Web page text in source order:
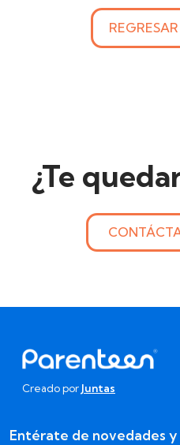
¿Te
Creado por Juntas
Entérate de novedades